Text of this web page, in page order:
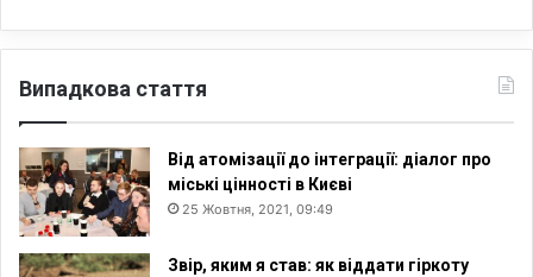
Випадкова стаття
Від атомізації до інтеграції: діалог про
міські цінності в Києві
25 Жовтня, 2021, 09:49
Звір, яким я став: як віддати гіркоту